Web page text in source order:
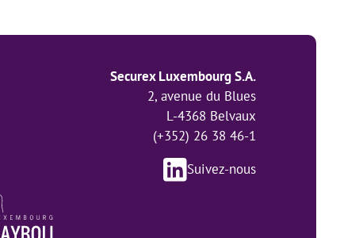
Securex Luxembourg S.A.
2, avenue du Blues
L-4368 Belvaux
(+352) 26 38 46-1
Suivez-nous